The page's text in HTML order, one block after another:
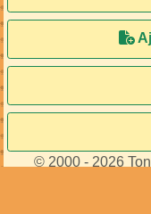
© 2000 - 2026